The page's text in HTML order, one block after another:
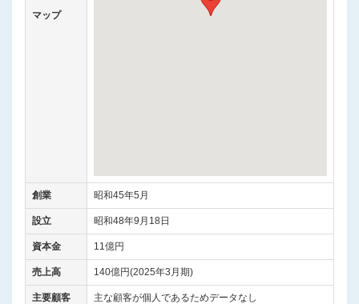
マップ
創業 昭和45年5月
設立 昭和48年9月18日
資本金 11億円
売上高 140億円(2025年3月期)
主要顧客 主な顧客が個人であるためデータなし